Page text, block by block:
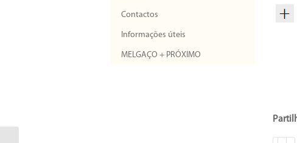
Contactos
Informações úteis
MELGAÇO + PRÓXIMO